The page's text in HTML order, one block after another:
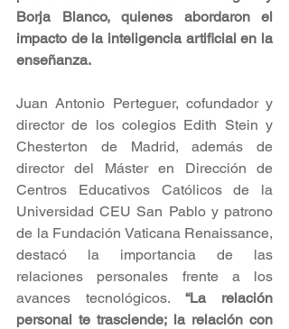
Borja Blanco, quienes abordaron el
impacto de la inteligencia artificial en la
enseñanza.
Juan Antonio Perteguer, cofundador y
director de los colegios Edith Stein y
Chesterton de Madrid, además de
director del Máster en Dirección de
Centros Educativos Católicos de la
Universidad CEU San Pablo y patrono
de la Fundación Vaticana Renaissance,
destacó la importancia de las
relaciones personales frente a los
avances tecnológicos. “La relación
personal te trasciende; la relación con